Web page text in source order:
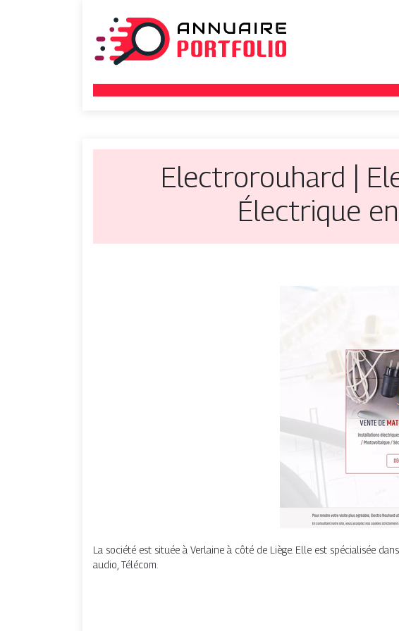
Electrorou­hard |
Électrique
La société est située à Verlaine à côté de Liège. Elle est spécialisée
audio, Télécom.